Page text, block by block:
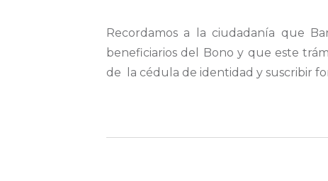
Recordamos a la ciudadanía que
beneficiarios del Bono y que este
de la cédula de identidad y suscribir